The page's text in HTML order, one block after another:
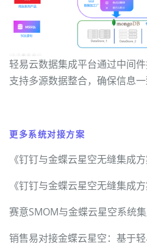
轻易云数据集成平台通过中间
支持多源数据整合，确保信息
更多系统对接方案
《钉钉与金蝶云星空无缝集成
《钉钉与金蝶云星空无缝集成
赛意SMOM与金蝶云星空系统